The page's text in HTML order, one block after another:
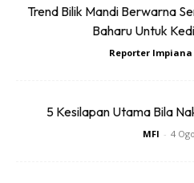
Trend Bilik Mandi Berwarna
Baharu Untuk
Reporter Impiana
5 Kesilapan Utama Bila
MFI - 4